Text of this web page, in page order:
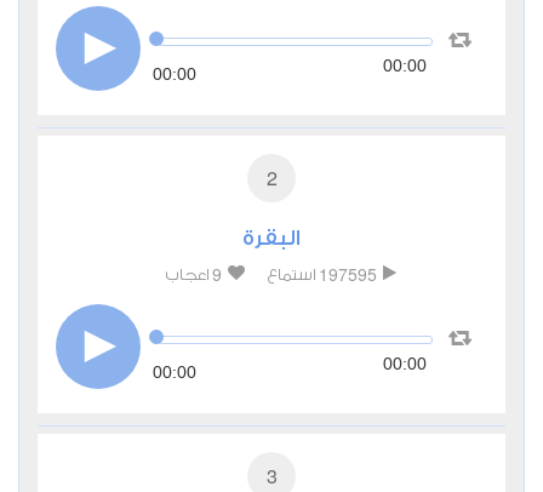
00:00 00:00
2
البقرة
197595 استماع 9 اعجاب
00:00 00:00
3